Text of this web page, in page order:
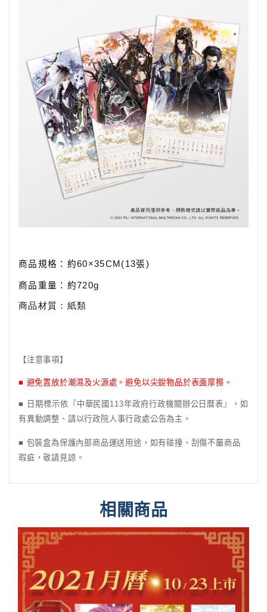
商品規格：約60×35CM(13張)
商品重量： 約720g
商品材質：紙類
【注意事項】
■ 避免置放於潮濕及火源處。避免以尖銳物品於表面摩擦。
■ 日期標示依『中華民國 113年政府行政機關辦公日曆表』，如
有異動調整、請以行政院人事行政處公告為主。
■ 包裝盒為保護內部商品運送用途，如有碰撞、刮傷不屬商品
瑕疵，敬請見諒。
相關商品